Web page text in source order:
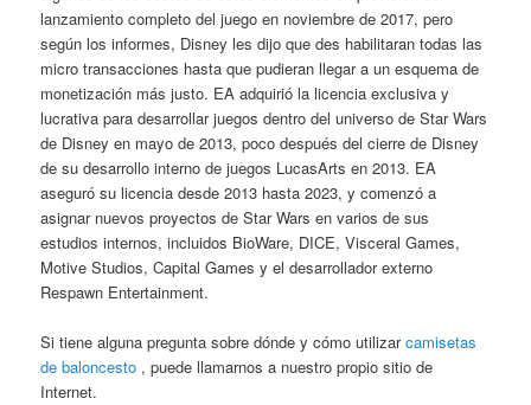
lanzamiento completo del juego en noviembre de 2017, pero
según los informes, Disney les dijo que des habilitaran todas las
micro transacciones hasta que pudieran llegar a un esquema de
monetización más justo. EA adquirió la licencia exclusiva y
lucrativa para desarrollar juegos dentro del universo de Star Wars
de Disney en mayo de 2013, poco después del cierre de Disney
de su desarrollo interno de juegos LucasArts en 2013. EA
aseguró su licencia desde 2013 hasta 2023, y comenzó a
asignar nuevos proyectos de Star Wars en varios de sus
estudios internos, incluidos BioWare, DICE, Visceral Games,
Motive Studios, Capital Games y el desarrollador externo
Respawn Entertainment.
Si tiene alguna pregunta sobre dónde y cómo utilizarcamisetas
de baloncesto , puede llamarnos a nuestro propio sitio de
Internet.